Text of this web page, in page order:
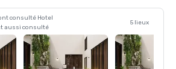
consulté Hotel
aussi consulté
5 lieux